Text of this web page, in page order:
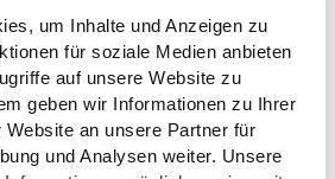
um Inhalte und Anzeigen zu
für soziale Medien anbieten
auf unsere Website zu
geben wir Informationen zu Ihrer
Website an unsere Partner für
und Analysen weiter. Unsere